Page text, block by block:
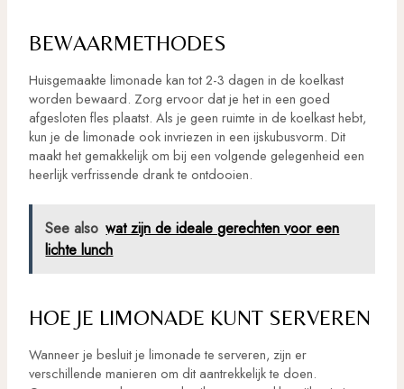
BEWAARMETHODES
Huisgemaakte limonade kan tot 2-3 dagen in de koelkast
worden bewaard. Zorg ervoor dat je het in een goed
afgesloten fles plaatst. Als je geen ruimte in de koelkast hebt,
kun je de limonade ook invriezen in een ijskubusvorm. Dit
maakt het gemakkelijk om bij een volgende gelegenheid een
heerlijk verfrissende drank te ontdooien.
See also wat zijn de ideale gerechten voor een
lichte lunch
HOE JE LIMONADE KUNT SERVEREN
Wanneer je besluit je limonade te serveren, zijn er
verschillende manieren om dit aantrekkelijk te doen.